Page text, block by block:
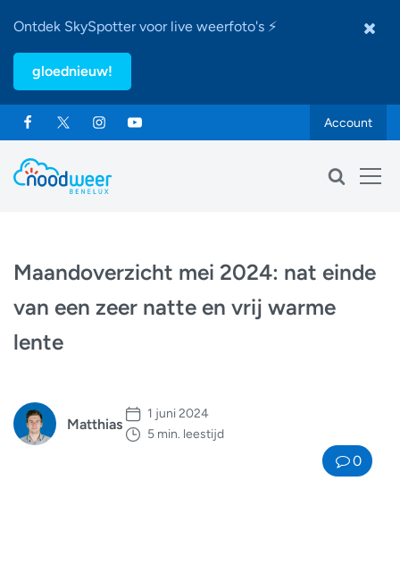
Ontdek SkySpotter voor live weerfoto's ⚡
gloednieuw!
Account
Maandoverzicht mei 2024: nat einde
van een zeer natte en vrij warme
lente
Matthias
1 juni 2024
5 min. leestijd
0